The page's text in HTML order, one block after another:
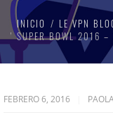
INICIO
LE VPN
SUPER BOWL 2016 –
FEBRERO 6, 2016